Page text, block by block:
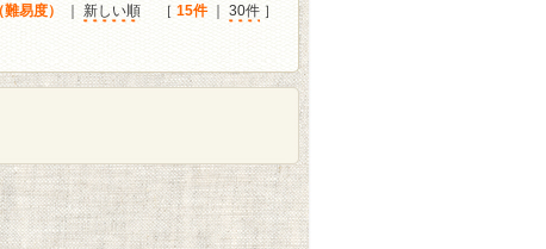
易度） 新しい順 ［ 15件｜ 30件 ］